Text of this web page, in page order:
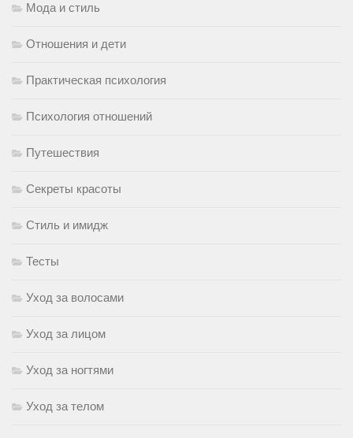
Мода и стиль
Отношения и дети
Практическая психология
Психология отношений
Путешествия
Секреты красоты
Стиль и имидж
Тесты
Уход за волосами
Уход за лицом
Уход за ногтями
Уход за телом